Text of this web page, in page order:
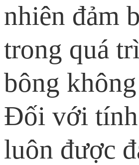
nhiên đảm
trong quá
bông
Đối với tính
luôn được